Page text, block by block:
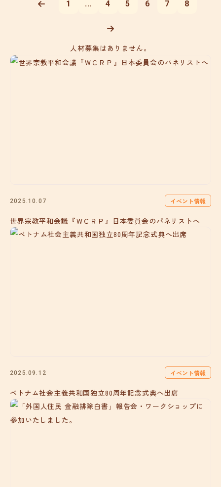
1 ... 4 5 6 7 8
人材募集はありません。
2025.10.07 イベント情報
世界宗教平和会議『ＷＣＲＰ』日本委員会のパネリストへ
2025.09.12 イベント情報
ベトナム社会主義共和国独立80周年記念式典へ出席